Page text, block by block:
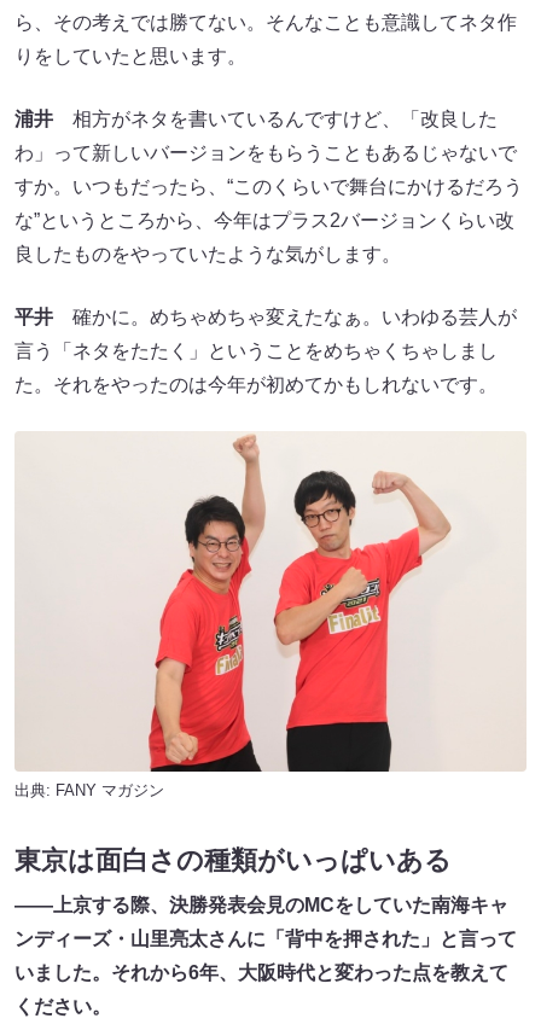
ら、その考えでは勝てない。そんなことも意識してネタ作
りをしていたと思います。
浦井 相方がネタを書いているんですけど、「改良した
わ」って新しいバージョンをもらうこともあるじゃないで
すか。いつもだったら、“このくらいで舞台にかけるだろう
な”というところから、今年はプラス2バージョンくらい改
良したものをやっていたような気がします。
平井 確かに。めちゃめちゃ変えたなぁ。いわゆる芸人が
言う「ネタをたたく」ということをめちゃくちゃしまし
た。それをやったのは今年が初めてかもしれないです。
出典: FANY マガジン
東京は面白さの種類がいっぱいある
――上京する際、決勝発表会見のMCをしていた南海キャ
ンディーズ・山里亮太さんに「背中を押された」と言って
いました。それから6年、大阪時代と変わった点を教えて
ください。